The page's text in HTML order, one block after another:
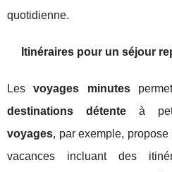
quotidienne.
Itinéraires pour un séjour
Lesvoyages minutes
destinations détenteà
voyages, par exemple,
vacances incluant des